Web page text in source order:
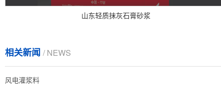
山东轻质抹灰石膏砂浆
相关新闻 / NEWS
风电灌浆料